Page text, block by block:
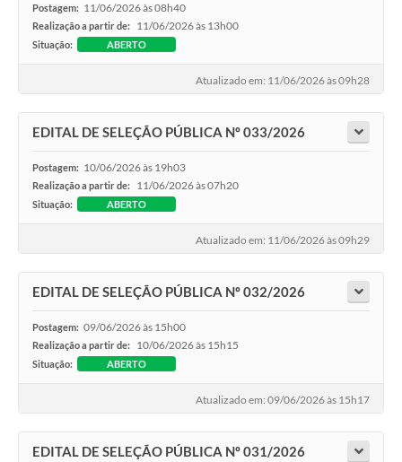
Postagem: 11/06/2026 às 08h40
Realização a partir de: 11/06/2026 às 13h00
Situação: ABERTO
Atualizado em: 11/06/2026 às 09h28
EDITAL DE SELEÇÃO PÚBLICA Nº 033/2026
Postagem: 10/06/2026 às 19h03
Realização a partir de: 11/06/2026 às 07h20
Situação: ABERTO
Atualizado em: 11/06/2026 às 09h29
EDITAL DE SELEÇÃO PÚBLICA Nº 032/2026
Postagem: 09/06/2026 às 15h00
Realização a partir de: 10/06/2026 às 15h15
Situação: ABERTO
Atualizado em: 09/06/2026 às 15h17
EDITAL DE SELEÇÃO PÚBLICA Nº 031/2026